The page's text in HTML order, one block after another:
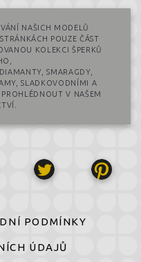
NAŠICH MODELŮ
POUZE ČÁST
KOLEKCI ŠPERKŮ
SMARAGDY,
SLADKOVODNÍMI A
V NAŠEM
PODMÍNKY
ÚDAJŮ